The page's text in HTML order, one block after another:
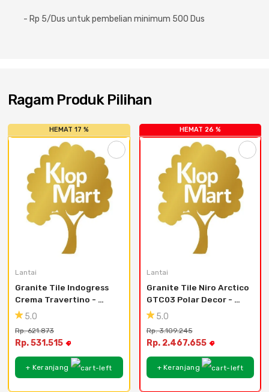
- Rp 5/Dus untuk pembelian minimum 500 Dus
Ragam Produk Pilihan
HEMAT 17 %
Lantai
Granite Tile Indogress
Crema Travertino -
Satin - 60x120
5.0
Rp. 621.873
Rp. 531.515
+ Keranjang
HEMAT 26 %
Lantai
Granite Tile Niro Arctico
GTC03 Polar Decor -
90x180
5.0
Rp. 3.109.245
Rp. 2.467.655
+ Keranjang